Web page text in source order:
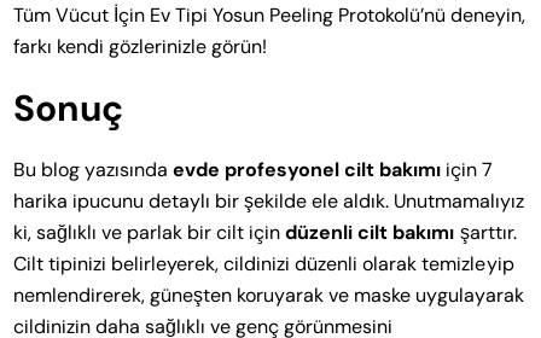
Tüm Vücut İçin Ev Tipi Yosun Peeling Protokolü’nü deneyin,
farkı kendi gözlerinizle görün!
Sonuç
Bu blog yazısındaevde profesyonel cilt bakımı için 7
harika ipucunu detaylı bir şekilde ele aldık. Unutmamalıyız
ki, sağlıklı ve parlak bir cilt içindüzenli cilt bakımı şarttır.
Cilt tipinizi belirleyerek, cildinizi düzenli olarak temizleyip
nemlendirerek, güneşten koruyarak ve maske uygulayarak
cildinizin daha sağlıklı ve genç görünmesini